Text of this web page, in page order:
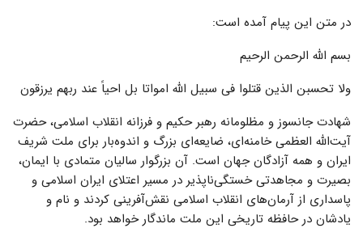
در متن این پیام آمده است:
بسم الله الرحمن الرحیم
ولا تحسبن الذین قتلوا فی سبیل الله امواتا بل احیا‌ً عند ربهم یرزقون
شهادت جانسوز و مظلومانه رهبر حکیم و فرزانه انقلاب اسلامی، حضرت
آیت‌الله العظمی خامنه‌ای، ضایعه‌ای بزرگ و اندوه‌بار برای ملت شریف
ایران و همه آزادگان جهان است. آن بزرگوار سالیان متمادی با ایمان،
بصیرت و مجاهدتی خستگی‌ناپذیر در مسیر اعتلای ایران اسلامی و
پاسداری از آرمان‌های انقلاب اسلامی نقش‌آفرینی کردند و نام و
یادشان در حافظه تاریخی این ملت ماندگار خواهد بود.